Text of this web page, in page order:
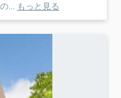
...
もっと見る